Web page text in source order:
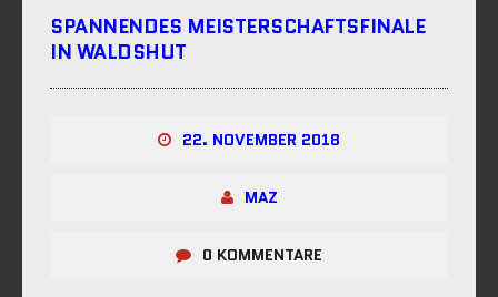
SPANNENDES MEISTERSCHAFTSFINALE
IN WALDSHUT
22. NOVEMBER 2018
MAZ
0 KOMMENTARE